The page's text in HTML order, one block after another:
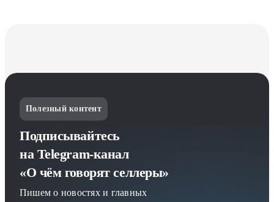
Полезный контент
Подписывайтесь
на Telegram-канал
«О чём говорят селлеры»
Пишем о новостях и главных